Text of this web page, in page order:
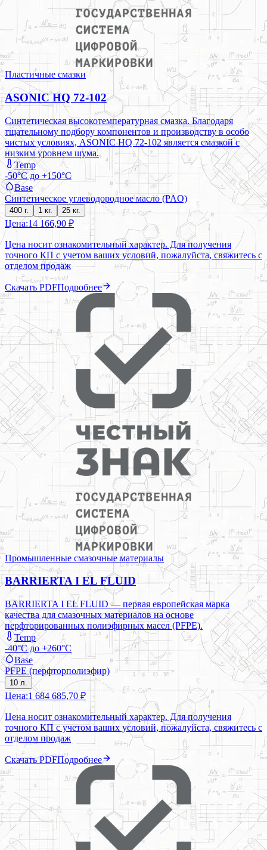
Пластичные смазки
ASONIC HQ 72-102
Синтетическая высокотемпературная смазка. Благодаря
тщательному подбору компонентов и производству в особо
чистых условиях, ASONIC HQ 72-102 является смазкой с
низким уровнем шума.
Temp
-50°C до +150°C
Base
Синтетическое углеводородное масло (PAO)
400 г. 1 кг. 25 кг.
Цена:14 166,90 ₽
Цена носит ознакомительный характер. Для получения
точного КП с учетом ваших условий, пожалуйста, свяжитесь с
отделом продаж
Скачать PDFПодробнее
Промышленные смазочные материалы
BARRIERTA I EL FLUID
BARRIERTA I EL FLUID — первая европейская марка
качества для смазочных материалов на основе
перфторированных полиэфирных масел (PFPE).
Temp
-40°C до +260°C
Base
PFPE (перфторполиэфир)
10 л.
Цена:1 684 685,70 ₽
Цена носит ознакомительный характер. Для получения
точного КП с учетом ваших условий, пожалуйста, свяжитесь с
отделом продаж
Скачать PDFПодробнее